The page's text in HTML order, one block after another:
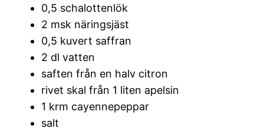
0,5 schalottenlök
2 msk näringsjäst
0,5 kuvert saffran
2 dl vatten
saften från en halv citron
rivet skal från 1 liten apelsin
1 krm cayennepeppar
salt